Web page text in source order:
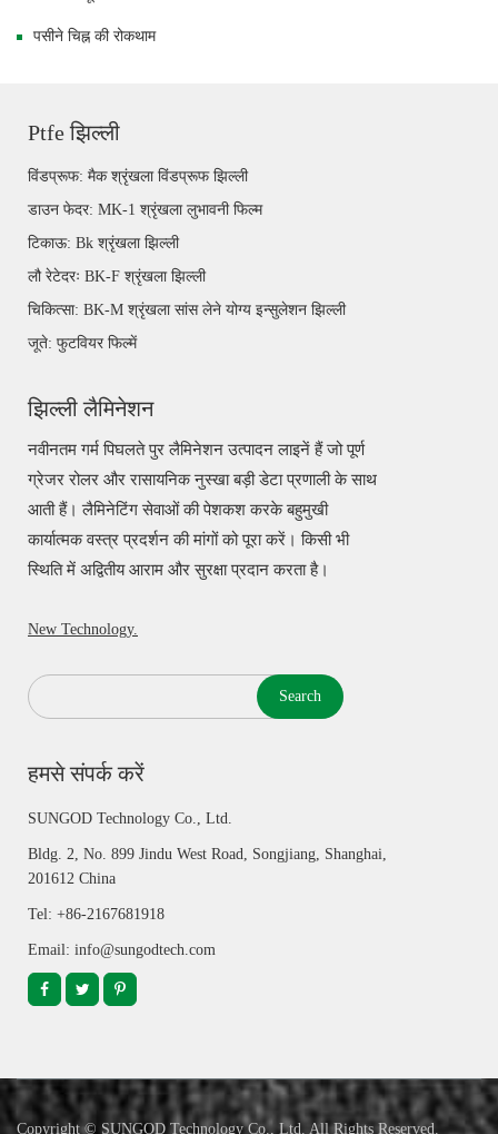
पसीने चिह्न की रोकथाम
Ptfe झिल्ली
विंडप्रूफ: मैक श्रृंखला विंडप्रूफ झिल्ली
डाउन फेदर: MK-1 श्रृंखला लुभावनी फिल्म
टिकाऊ: Bk श्रृंखला झिल्ली
लौ रेटेदरः BK-F श्रृंखला झिल्ली
चिकित्सा: BK-M श्रृंखला सांस लेने योग्य इन्सुलेशन झिल्ली
जूते: फुटवियर फिल्में
झिल्ली लैमिनेशन
नवीनतम गर्म पिघलते पुर लैमिनेशन उत्पादन लाइनें हैं जो पूर्ण
ग्रेजर रोलर और रासायनिक नुस्खा बड़ी डेटा प्रणाली के साथ
आती हैं। लैमिनेटिंग सेवाओं की पेशकश करके बहुमुखी
कार्यात्मक वस्त्र प्रदर्शन की मांगों को पूरा करें। किसी भी
स्थिति में अद्वितीय आराम और सुरक्षा प्रदान करता है।
New Technology.
Search
हमसे संपर्क करें
SUNGOD Technology Co., Ltd.
Bldg. 2, No. 899 Jindu West Road, Songjiang, Shanghai,
201612 China
Tel: +86-2167681918
Email: info@sungodtech.com
Copyright © SUNGOD Technology Co., Ltd. All Rights Reserved.